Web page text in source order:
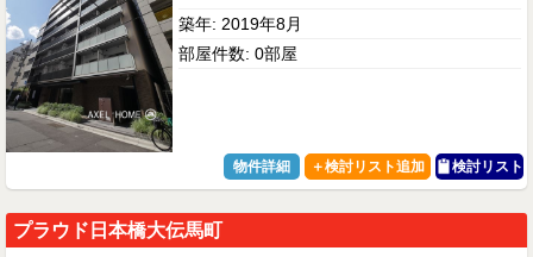
築年: 2019年8月
部屋件数: 0部屋
物件詳細 検討リスト
プラウド日本橋大伝馬町